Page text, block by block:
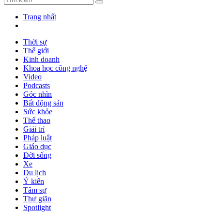
Trang nhất
Thời sự
Thế giới
Kinh doanh
Khoa học công nghệ
Video
Podcasts
Góc nhìn
Bất động sản
Sức khỏe
Thể thao
Giải trí
Pháp luật
Giáo dục
Đời sống
Xe
Du lịch
Ý kiến
Tâm sự
Thư giãn
Spotlight